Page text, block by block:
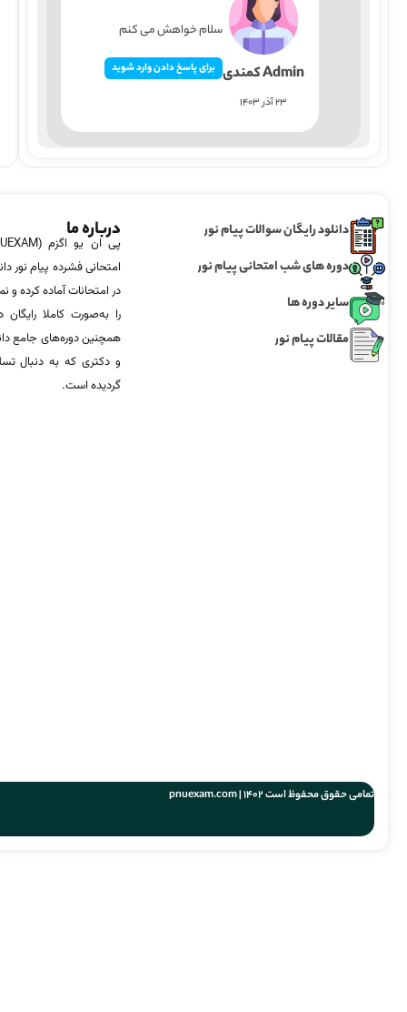
Admin کمندی
23 آذر 1403
سلام خواهش می کنم
برای پاسخ دادن وارد شوید
دانلود رایگان سوالات پیام نور
دوره های شب امتحانی پیام نور
سایر دوره ها
مقالات پیام نور
درباره ما
امتحانی فشرده پیام نور
در امتحانات آماده‌ کرده
را به‌صورت کاملا
همچنین دوره‌های جامع
و دکتری که به دنبال
گردیده است.
تمامی حقوق محفوظ است 1402 | pnuexam.com